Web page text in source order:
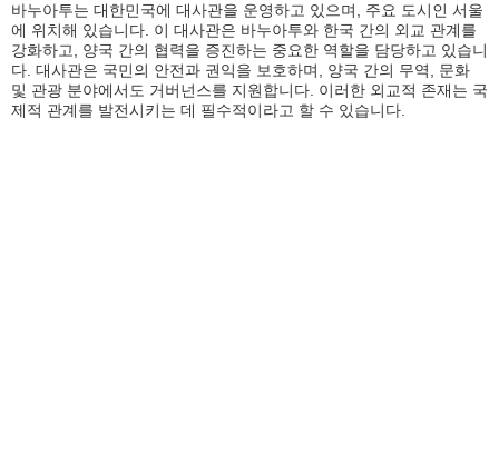
바누아투는 대한민국에 대사관을 운영하고 있으며, 주요 도시인 서울
에 위치해 있습니다. 이 대사관은 바누아투와 한국 간의 외교 관계를
강화하고, 양국 간의 협력을 증진하는 중요한 역할을 담당하고 있습니
다. 대사관은 국민의 안전과 권익을 보호하며, 양국 간의 무역, 문화
및 관광 분야에서도 거버넌스를 지원합니다. 이러한 외교적 존재는 국
제적 관계를 발전시키는 데 필수적이라고 할 수 있습니다.